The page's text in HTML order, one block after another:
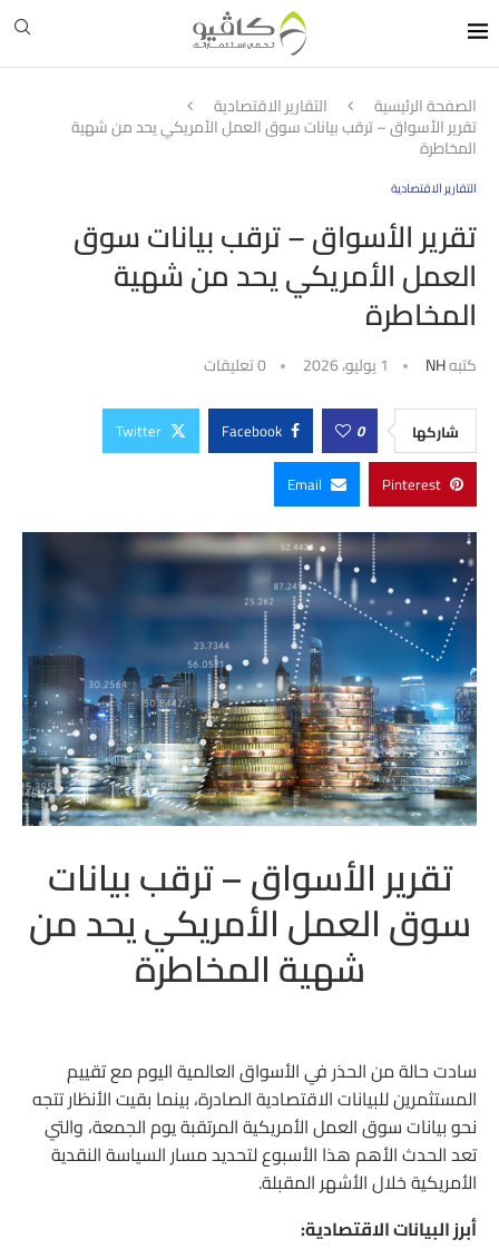
الصفحة الرئيسية التقارير الاقتصادية
تقرير الأسواق – ترقب بيانات سوق العمل الأمريكي يحد من شهية
المخاطرة
التقارير الاقتصادية
تقرير الأسواق – ترقب بيانات سوق
العمل الأمريكي يحد من شهية
المخاطرة
كتبهNH 1 يوليو، 2026 0 تعليقات
شاركها 0
Facebook
Twitter
Pinterest
Email
تقرير الأسواق – ترقب بيانات
سوق العمل الأمريكي يحد من
شهية المخاطرة
سادت حالة من الحذر في الأسواق العالمية اليوم مع تقييم
المستثمرين للبيانات الاقتصادية الصادرة، بينما بقيت الأنظار تتجه
نحو بيانات سوق العمل الأمريكية المرتقبة يوم الجمعة، والتي
تعد الحدث الأهم هذا الأسبوع لتحديد مسار السياسة النقدية
الأمريكية خلال الأشهر المقبلة.
أبرز البيانات الاقتصادية: